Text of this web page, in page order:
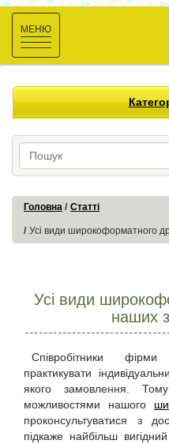
Toggle
navigation
Головна Статті
Усі види широкоформатного
Усі види
наших
Співробітники
практикувати
якого замовлення.
можливостями нашого
проконсультуватися з
підкаже найбільш